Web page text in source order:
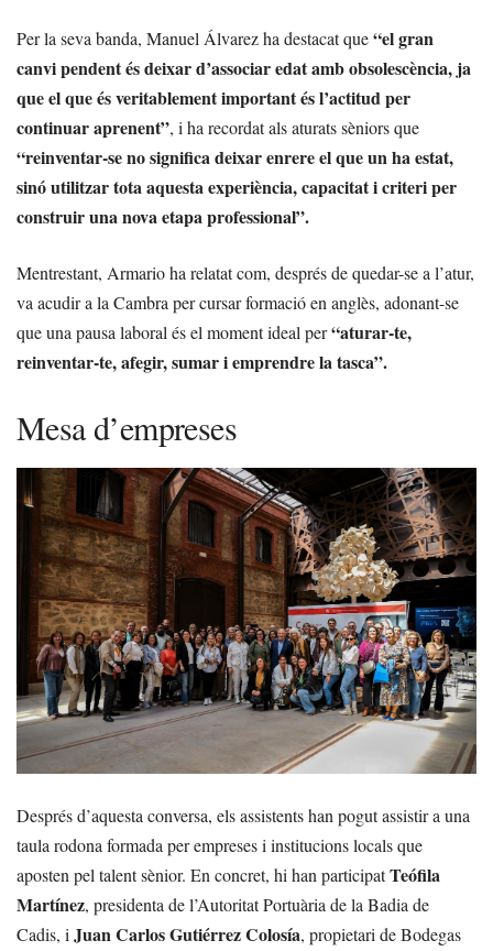
Per la seva banda, Manuel Álvarez ha destacat que“el gran
canvi pendent és deixar d’associar edat amb obsolescència, ja
que el que és veritablement important és l’actitud per
continuar aprenent”, i ha recordat als aturats sèniors que
“reinventar-se no significa deixar enrere el que un ha estat,
sinó utilitzar tota aquesta experiència, capacitat i criteri per
construir una nova etapa professional”.
Mentrestant, Armario ha relatat com, després de quedar-se a l’atur,
va acudir a la Cambra per cursar formació en anglès, adonant-se
que una pausa laboral és el moment ideal per“aturar-te,
reinventar-te, afegir, sumar i emprendre la tasca”.
Mesa d’empreses
Després d’aquesta conversa, els assistents han pogut assistir a una
taula rodona formada per empreses i institucions locals que
aposten pel talent sènior. En concret, hi han participatTeófila
Martínez, presidenta de l’Autoritat Portuària de la Badia de
Cadis, i Juan Carlos Gutiérrez Colosía, propietari de Bodegas